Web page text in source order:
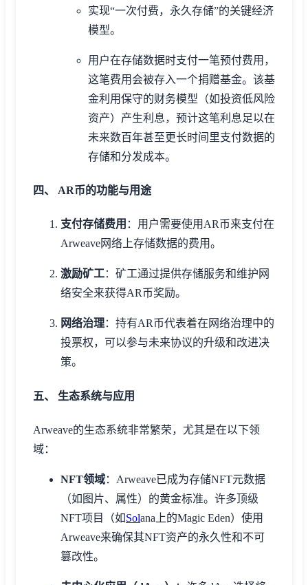
实现“一次付费，永久存储”的关键经济
模型。
用户在存储数据时支付一笔预付费用，
这笔费用会被存入一个捐赠基金。该基
金利用保守的财务模型（如投资低风险
资产）产生利息，预计这笔利息足以在
未来数百年甚至更长时间里支付数据的
存储和分发成本。
四、 AR币的功能与用途
支付存储费用 ：用户需要使用AR币来支付在
Arweave网络上存储数据的费用。
激励矿工：矿工通过提供存储服务和维护网
络安全来获得AR币奖励。
网络治理：持有AR币代表着在网络治理中的
投票权，可以参与未来协议的升级和改进决
策。
五、 生态系统与应用
Arweave的生态系统非常繁荣，尤其是在以下领
域：
NFT领域：Arweave已成为存储NFT元数据
（如图片、属性）的黄金标准。许多顶级
NFT项目（如Solana上的Magic Eden）使用
Arweave来确保其NFT资产的永久性和不可
篡改性。